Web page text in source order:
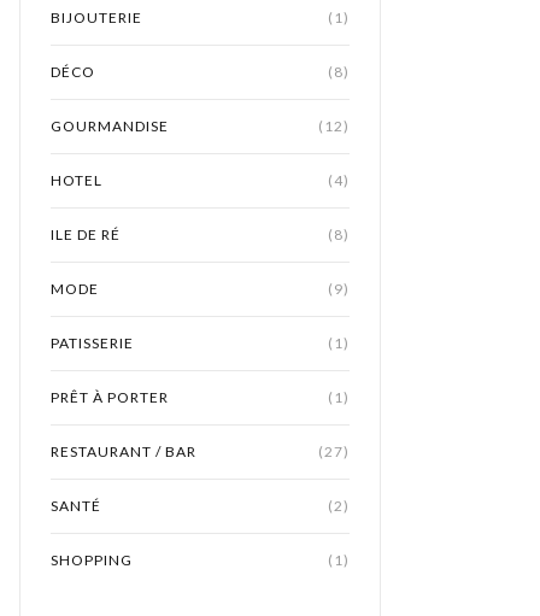
BIJOUTERIE (1)
DÉCO (8)
GOURMANDISE (12)
HOTEL (4)
ILE DE RÉ (8)
MODE (9)
PATISSERIE (1)
PRÊT À PORTER (1)
RESTAURANT / BAR (27)
SANTÉ (2)
SHOPPING (1)